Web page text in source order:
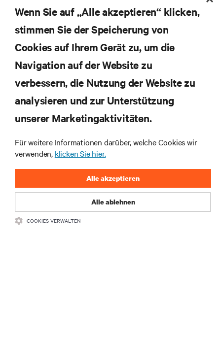
Abonnieren Sie unseren Newsletter und erhalten
die neuesten Technologietrends
Themen der Branche, mit aktuellen Diskussionen
und Einblicken von Experten in das
Rechenzentrums- und Infrastrukturmanagement.
JETZT ANMELDEN
Wenn Sie auf „Alle akzeptieren“ klicken,
stimmen Sie der Speicherung von
Cookies auf Ihrem Gerät zu, um die
Navigation auf der Website zu
verbessern, die Nutzung der Website zu
analysieren und zur Unterstützung
unserer Marketingaktivitäten.
Für weitere Informationen darüber, welche Cookies wir
verwenden, klicken Sie hier.
Alle ablehnen
Alle akzeptieren
COOKIES VERWALTEN